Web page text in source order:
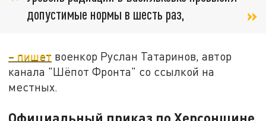
допустимые нормы в шесть раз,
– пишет военкор Руслан Татаринов, автор
канала "Шёпот Фронта" со ссылкой на
местных.
Официальный приказ по Херсонщине